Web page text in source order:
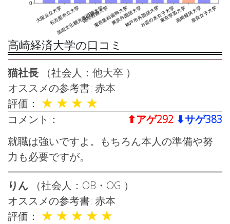
高崎経済大学の口コミ
猫社長 （社会人：他大卒 ）
オススメの参考書: 赤本
評価： ★ ★ ★ ★
コメント： ⬆︎アゲ292 ⬇︎サゲ383
就職は強いですよ。もちろん本人の準備や努
力も必要ですが。
りん （社会人：OB・OG ）
オススメの参考書: 赤本
評価： ★ ★ ★ ★ ★